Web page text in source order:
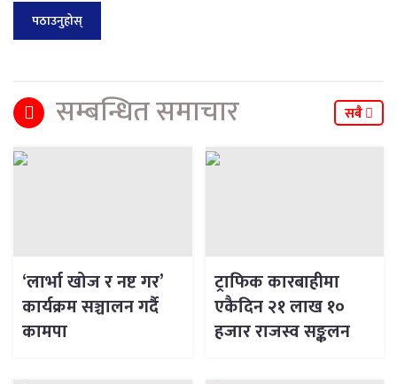
सम्बन्धित समाचार सबै
‘लार्भा खोज र नष्ट गर’
कार्यक्रम सञ्चालन गर्दै
कामपा
ट्राफिक कारबाहीमा
एकैदिन २१ लाख १०
हजार राजस्व सङ्कलन